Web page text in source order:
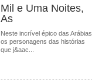
Mil e Uma Noites,
As
Neste incrível épico das Arábias,
os personagens das histórias
que j&aac...